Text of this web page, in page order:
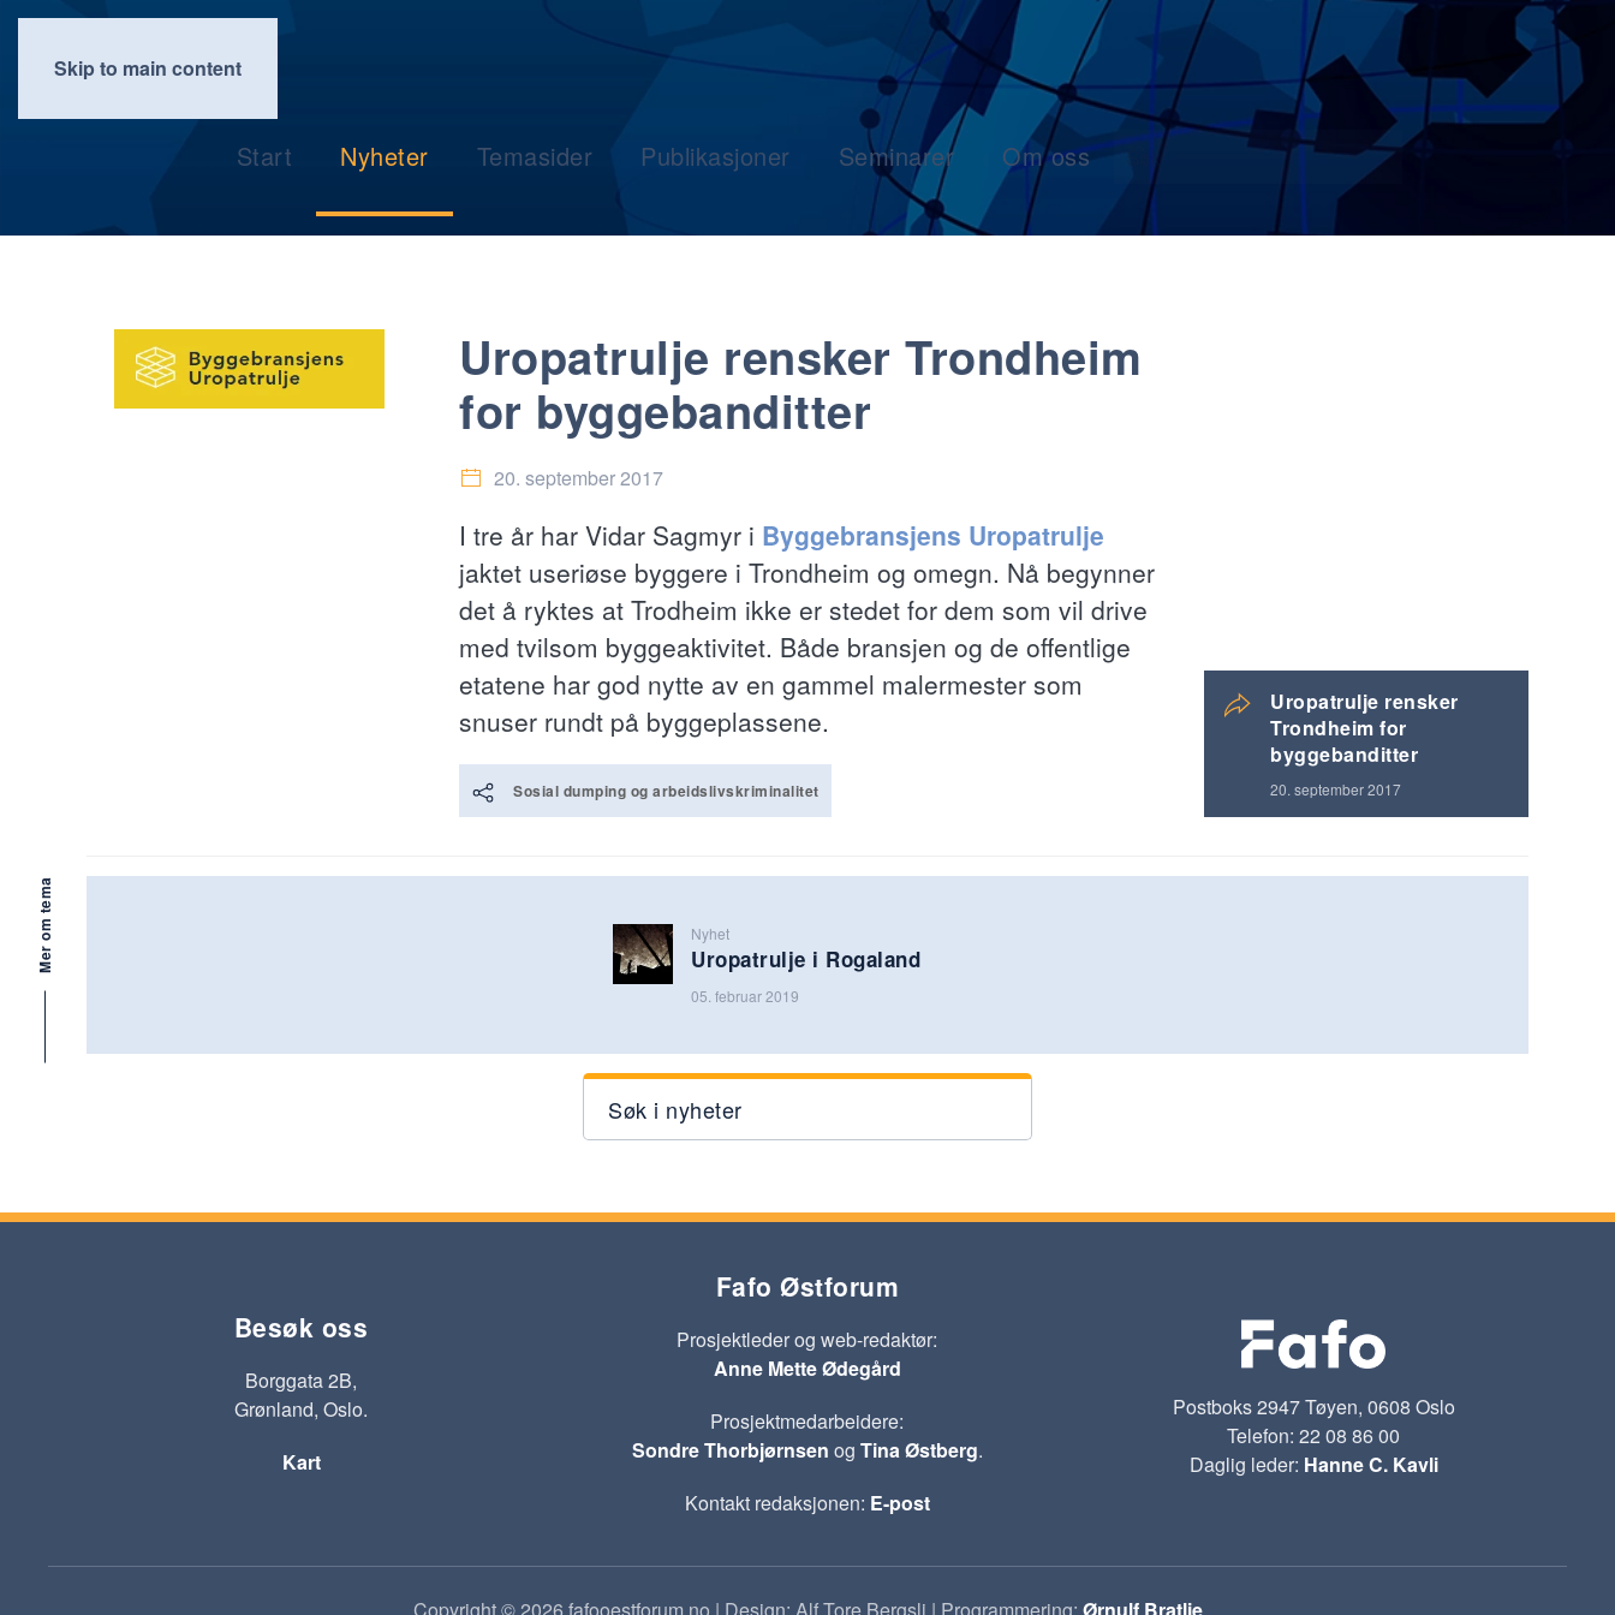
Skip to main content
Start Nyheter Temasider Publikasjoner Seminarer Om oss
Uropatrulje rensker Trondheim
for byggebanditter
20. september 2017
I tre år har Vidar Sagmyr i Byggebransjens Uropatrulje
jaktet useriøse byggere i Trondheim og omegn. Nå begynner
det å ryktes at Trodheim ikke er stedet for dem som vil drive
med tvilsom byggeaktivitet. Både bransjen og de offentlige
etatene har god nytte av en gammel malermester som
snuser rundt på byggeplassene.
Sosial dumping og arbeidslivskriminalitet
Uropatrulje rensker
Trondheim for
byggebanditter
20. september 2017
Nyhet
Uropatrulje i Rogaland
05. februar 2019
Mer om tema
Søk i nyheter
Besøk oss
Borggata 2B,
Grønland, Oslo.
Kart
Fafo Østforum
Prosjektleder og web-redaktør:
Anne Mette Ødegård
Prosjektmedarbeidere:
Sondre Thorbjørnsen og Tina Østberg.
Kontakt redaksjonen: E-post
Postboks 2947 Tøyen, 0608 Oslo
Telefon: 22 08 86 00
Daglig leder: Hanne C. Kavli
Copyright © 2026 fafooestforum.no | Design: Alf Tore Bergsli | Programmering: Ørnulf Bratlie